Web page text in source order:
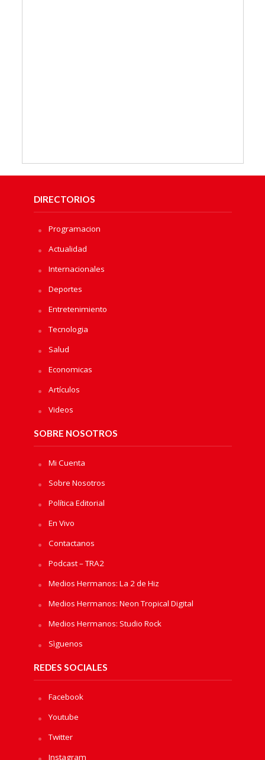
DIRECTORIOS
Programacion
Actualidad
Internacionales
Deportes
Entretenimiento
Tecnologia
Salud
Economicas
Artículos
Videos
SOBRE NOSOTROS
Mi Cuenta
Sobre Nosotros
Política Editorial
En Vivo
Contactanos
Podcast – TRA2
Medios Hermanos: La 2 de Hiz
Medios Hermanos: Neon Tropical Digital
Medios Hermanos: Studio Rock
Sìguenos
REDES SOCIALES
Facebook
Youtube
Twitter
Instagram